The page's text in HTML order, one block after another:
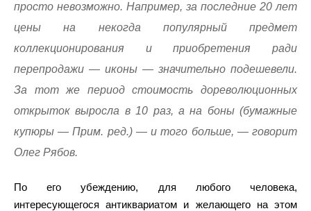
просто невозможно. Например, за последние 20 лет
цены на некогда популярный предмет
коллекционирования и приобретения ради
перепродажи — иконы — значительно подешевели.
За тот же период стоимость дореволюционных
открыток выросла в 10 раз, а на боны (бумажные
купюры — Прим. ред.) — и того больше, — говорит
Олег Рябов.
По его убеждению, для любого человека,
интересующегося антиквариатом и желающего на этом